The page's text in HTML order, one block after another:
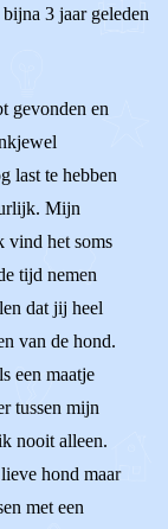
bijna 3 jaar geleden
gevonden en
last te hebben
Mijn
vind het soms
tijd nemen
dat jij heel
van de hond.
een maatje
tussen mijn
nooit alleen.
hond maar
met een